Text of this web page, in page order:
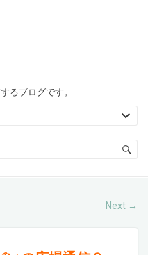
るブログです。
Next →